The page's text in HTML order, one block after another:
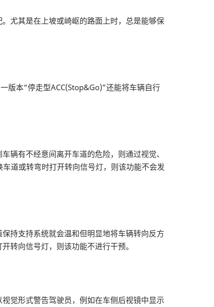
尤其是在上坡或崎岖的路面上时，总是能够保
版本“停走型ACC(Stop&Go)”还能将车辆自行
辆有不经意间离开车道的危险，则通过视觉、
道或转弯时打开转向信号灯，则该功能不会发
持支持系统就会温和但明显地将车辆转向反方
转向信号灯，则该功能不进行干预。
觉形式警告驾驶员，例如在车侧后视镜中显示